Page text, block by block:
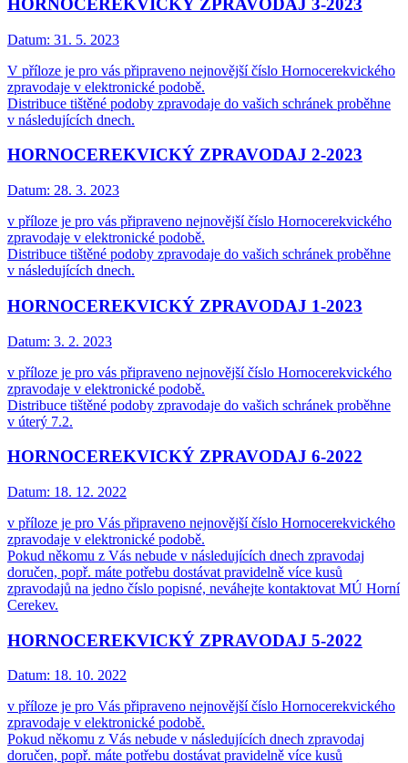
HORNOCEREKVICKÝ ZPRAVODAJ 3-2023
Datum: 31. 5. 2023
V příloze je pro vás připraveno nejnovější číslo Hornocerekvického
zpravodaje v elektronické podobě.
Distribuce tištěné podoby zpravodaje do vašich schránek proběhne
v následujících dnech.
HORNOCEREKVICKÝ ZPRAVODAJ 2-2023
Datum: 28. 3. 2023
v příloze je pro vás připraveno nejnovější číslo Hornocerekvického
zpravodaje v elektronické podobě.
Distribuce tištěné podoby zpravodaje do vašich schránek proběhne
v následujících dnech.
HORNOCEREKVICKÝ ZPRAVODAJ 1-2023
Datum: 3. 2. 2023
v příloze je pro vás připraveno nejnovější číslo Hornocerekvického
zpravodaje v elektronické podobě.
Distribuce tištěné podoby zpravodaje do vašich schránek proběhne
v úterý 7.2.
HORNOCEREKVICKÝ ZPRAVODAJ 6-2022
Datum: 18. 12. 2022
v příloze je pro Vás připraveno nejnovější číslo Hornocerekvického
zpravodaje v elektronické podobě.
Pokud někomu z Vás nebude v následujících dnech zpravodaj
doručen, popř. máte potřebu dostávat pravidelně více kusů
zpravodajů na jedno číslo popisné, neváhejte kontaktovat MÚ Horní
Cerekev.
HORNOCEREKVICKÝ ZPRAVODAJ 5-2022
Datum: 18. 10. 2022
v příloze je pro Vás připraveno nejnovější číslo Hornocerekvického
zpravodaje v elektronické podobě.
Pokud někomu z Vás nebude v následujících dnech zpravodaj
doručen, popř. máte potřebu dostávat pravidelně více kusů